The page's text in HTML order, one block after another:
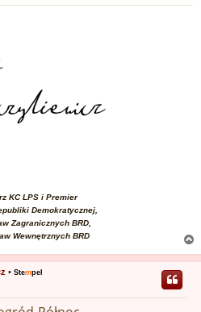
KC LPS i Premier
Demokratycznej,
Zagranicznych BRD,
Wewnętrznych BRD
a
g
•Stempel